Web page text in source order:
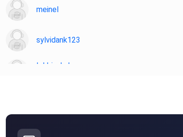
meinel
sylvidank123
Ichbinshaha
kucyvls8